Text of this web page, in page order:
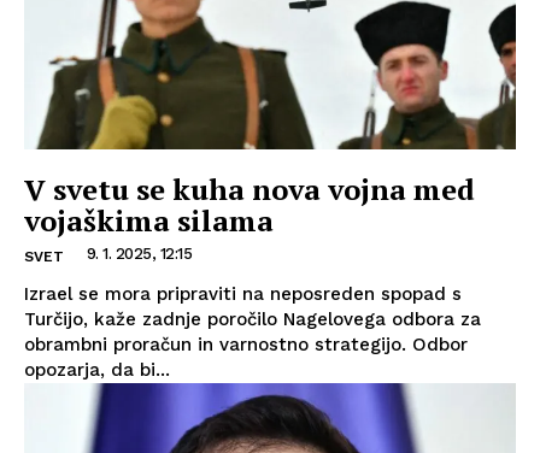
V svetu se kuha nova vojna med
vojaškima silama
SVET 9. 1. 2025, 12:15
Izrael se mora pripraviti na neposreden spopad s
Turčijo, kaže zadnje poročilo Nagelovega odbora za
obrambni proračun in varnostno strategijo. Odbor
opozarja, da bi...